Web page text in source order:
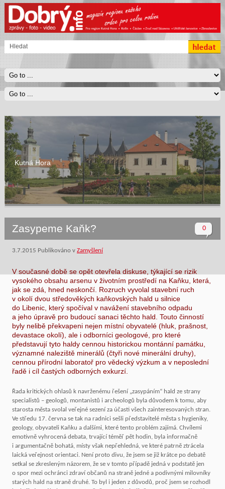
Kutná Hora
0
Zasypeme Kaňk?
3.7.2015 Publikováno v Zamyšlení
V současné době se opět otevřela diskuse, týkající se rizik
vysokého obsahu arsenu v životním prostředí na Kaňku, která,
jak se zdá, hned neskončí. Rozruch vyvolal stavební ruch
v okolí dvou středověkých kaňkovských hald u silnice
do Libenic, který spočíval v navážení stavebního odpadu
a jeho úpravě pro budoucí sanaci těchto hald. Touto činností
byly nelibě překvapeni nejen místní obyvatelé (hluk, prašnost,
devastace okolí), ale i odborníci geologové, pro které
představují tyto haldy cennou historickou montánní památku,
významné naleziště minerálů (čtyři nové minerální druhy),
cennou přírodní laboratoř pro vědecký výzkum a v neposlední
řadě i cíl častých odborných exkurzí.
Řada kritických ohlasů k navrženému řešení „zasypáním“ hald ze strany
specialistů – geologů, montanistů i archeologů byla důvodem k tomu, aby
starosta města svolal veřejné sezení za účasti všech zainteresovaných stran.
Ve středu 17. června se tak na radnici sešli představitelé města s hygieniky,
geology, obyvateli Kaňku a dalšími, které tento problém zajímá. Chvílemi
emotivně vyhrocená debata, trvající téměř pět hodin, byla informačně
i argumentačně bohatá, místy však nepřehledná, ve které patrně ztrácela
laická veřejnost orientaci. Není proto divu, že jsem se již krátce po debatě
setkal se zkresleným názorem, že se v tomto případě jedná v podstatě jen
o spor mezi ochránci zdraví občanů na straně jedné a podivnými milovníky
starých hald na straně druhé. To byl i jeden z důvodů, proč jsem se rozhodl